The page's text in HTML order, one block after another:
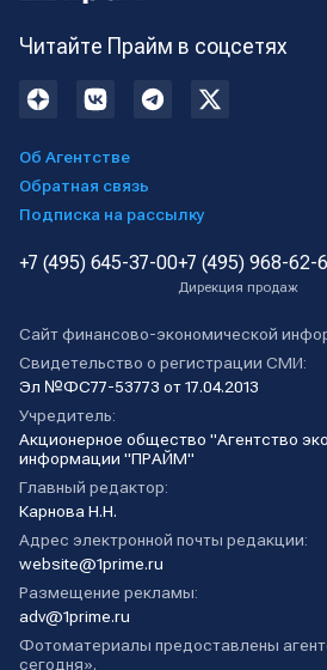
Читайте Прайм в соцсетях
Об Агентстве
Обратная связь
Подписка на рассылку
+7 (495) 645-37-00+7 (495) 968-62-
Дирекция продаж
Сайт финансово-экономической
Свидетельство о регистрации СМИ:
Эл №ФС77-53773 от 17.04.2013
Учредитель:
Акционерное общество "Агентство
информации "ПРАЙМ"
Главный редактор:
Карнова Н.Н.
Адрес электронной почты редакции:
website@1prime.ru
Размещение рекламы:
adv@1prime.ru
Фотоматериалы предоставлены
сегодня».